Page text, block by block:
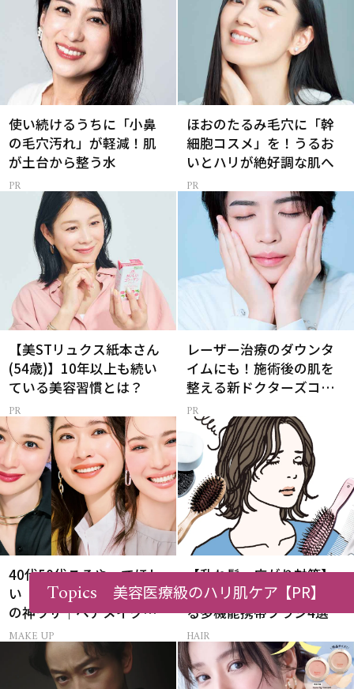
使い続けるうちに「小鼻
の毛穴汚れ」が軽減！肌
が土台から整う水
ほおのたるみ毛穴に「幹
細胞コスメ」を！うるお
いとハリが絶好調な肌へ
【美STリュクス紙本さん
(54歳)】10年以上も続い
ている美容習慣とは？
レーザー治療のダウンタ
イムにも！施術後の肌を
整える新ドクターズコス
メ
40代50代こそやってほし
い「中顔面短縮メイク」
の神ワザ｜ヘアメイク長
井かおりさん直伝
MAKE UP
【乱れ髪・広がり対策】
外出先で即ツヤ髪になれ
る多機能携帯ブラシ4選
HAIR
Topics 美容医療級のハリ肌ケア【PR】